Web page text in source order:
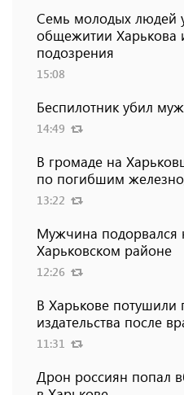
Семь молодых людей
общежитии Харькова
подозрения
15:08
Беспилотник убил
14:49
В громаде на
по погибшим
13:22
Мужчина подорвался
Харьковском районе
12:26
В Харькове потушили
издательства после
11:31
Дрон россиян попал